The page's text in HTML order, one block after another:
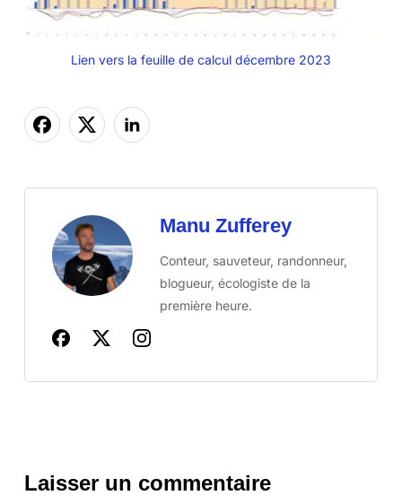
Lien vers la feuille de calcul décembre 2023
Manu Zufferey
Conteur, sauveteur, randonneur,
blogueur, écologiste de la
première heure.
Laisser un commentaire